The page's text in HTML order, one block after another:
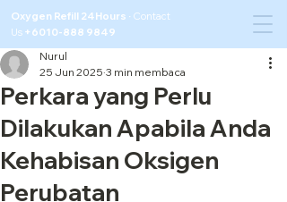
Oxygen Refill 24Hours · Contact
Us +6010-888 9849
Perkara yang Perlu
Dilakukan Apabila Anda
Kehabisan Oksigen
Perubatan
Nurul
25 Jun 2025 3 min membaca